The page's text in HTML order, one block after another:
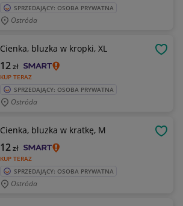
SPRZEDAJĄCY: OSOBA PRYWATNA
Ostróda
Cienka, bluzka w kropki, XL
KUP TERAZ
12zł
SPRZEDAJĄCY: OSOBA PRYWATNA
Ostróda
Cienka, bluzka w kratkę, M
KUP TERAZ
12zł
SPRZEDAJĄCY: OSOBA PRYWATNA
Ostróda